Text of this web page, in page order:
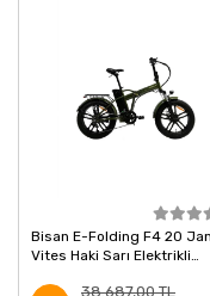
Bisan E-Folding F4 20
Vites Haki Sarı Elektrikli
38.687,00 TL